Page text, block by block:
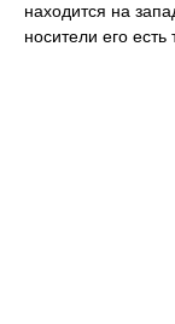
находится на
носители его